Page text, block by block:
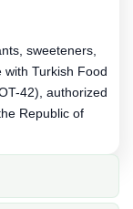
sweeteners,
Turkish Food
42), authorized
Republic of